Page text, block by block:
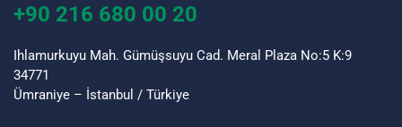
+90 216 680 00 20
Ihlamurkuyu Mah. Gümüşsuyu Cad. Meral Plaza No:5 K:9
34771
Ümraniye – İstanbul / Türkiye